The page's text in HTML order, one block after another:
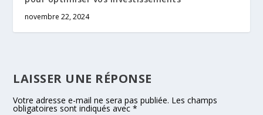
novembre 22, 2024
LAISSER UNE RÉPONSE
Votre adresse e-mail ne sera pas publiée. Les champs
obligatoires sont indiqués avec*